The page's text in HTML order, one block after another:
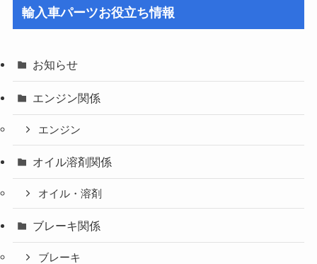
輸入車パーツお役立ち情報
お知らせ
エンジン関係
エンジン
オイル溶剤関係
オイル・溶剤
ブレーキ関係
ブレーキ